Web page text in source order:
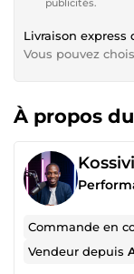
publicités.
Livraison express
Vous pouvez
À propos
Commande en
Vendeur depuis